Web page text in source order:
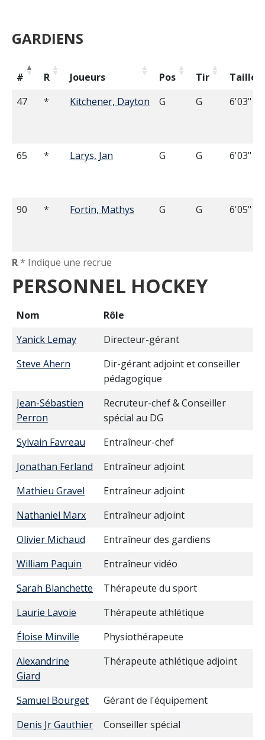
GARDIENS
# R Joueurs Pos Tir
Taille
47
* Kitchener, Dayton G G 6'03"
65 * Larys, Jan G G 6'03"
90 * Fortin, Mathys G G 6'05"
R* Indique une recrue
PERSONNEL HOCKEY
Nom
Rôle
Yanick Lemay
Directeur-gérant
Steve Ahern
Dir-gérant adjoint et conseiller
pédagogique
Jean-Sébastien
Perron
Recruteur-chef & Conseiller
spécial au DG
Sylvain Favreau
Entraîneur-chef
Jonathan Ferland
Entraîneur adjoint
Mathieu Gravel
Entraîneur adjoint
Nathaniel Marx
Entraîneur adjoint
Olivier Michaud
Entraîneur des gardiens
William Paquin
Entraîneur vidéo
Sarah Blanchette
Thérapeute du sport
Laurie Lavoie
Thérapeute athlétique
Éloise Minville
Physiothérapeute
Alexandrine
Giard
Thérapeute athlétique adjoint
Samuel Bourget
Gérant de l'équipement
Denis Jr Gauthier
Conseiller spécial